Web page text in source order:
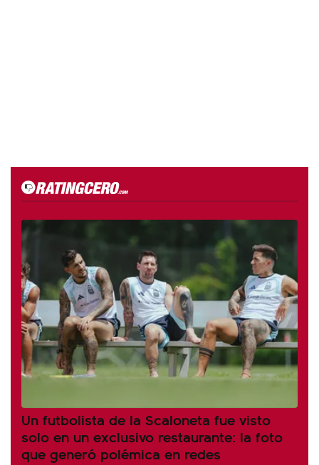
Un futbolista de la Scaloneta fue visto
solo en un exclusivo restaurante: la foto
que generó polémica en redes